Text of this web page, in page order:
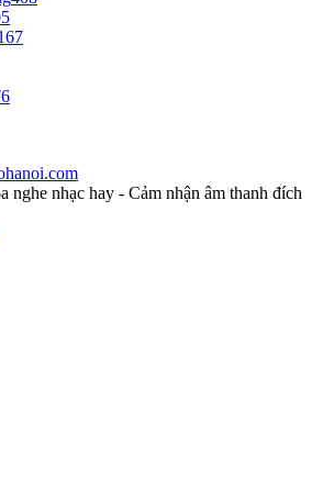
nhạc hay - Cảm nhận âm thanh đích